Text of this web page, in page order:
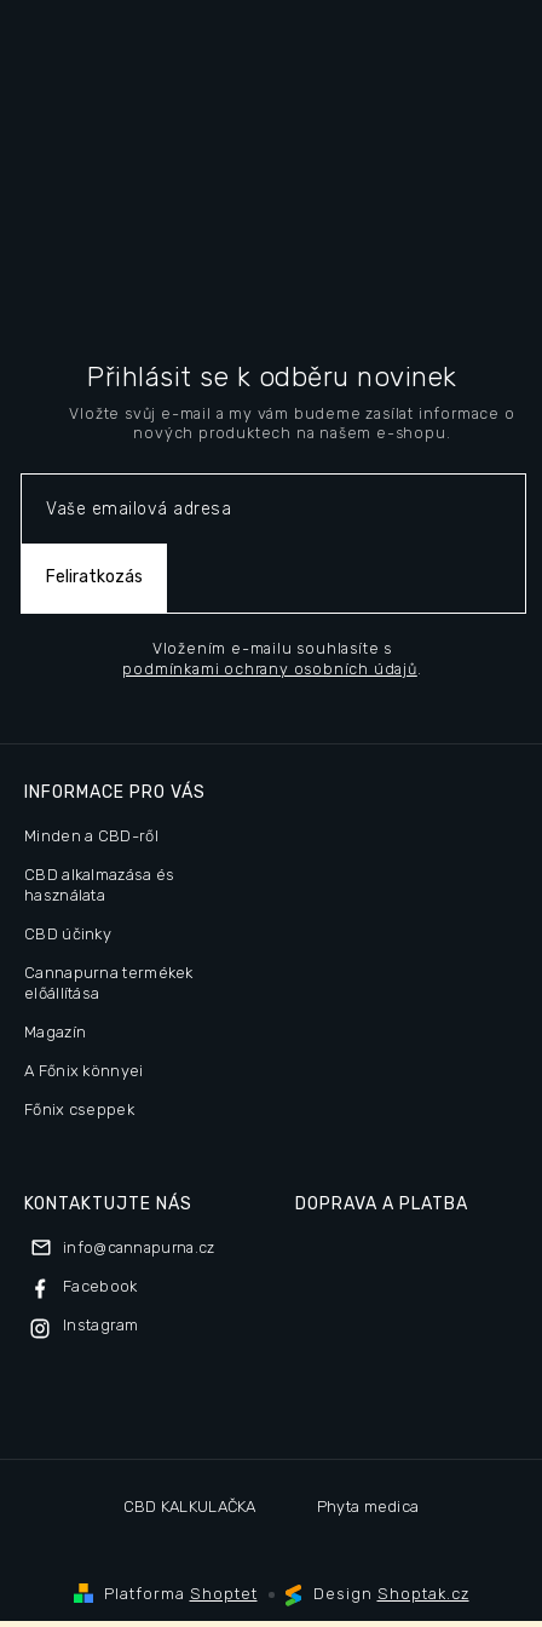
Přihlásit se k odběru novinek
Vložte svůj e-mail a my vám budeme zasílat informace o
nových produktech na našem e-shopu.
Feliratkozás
Vložením e-mailu souhlasíte s
podmínkami ochrany osobních údajů
INFORMACE PRO VÁS
Minden a CBD-ről
CBD alkalmazása és
használata
CBD účinky
Cannapurna termékek
előállítása
Magazín
A Főnix könnyei
Főnix cseppek
KONTAKTUJTE NÁS
info@ cannapurna.cz
Facebook
Instagram
DOPRAVA A PLATBA
CBD KALKULAČKA Phyta medica
Platforma Shoptet Design Shoptak.cz